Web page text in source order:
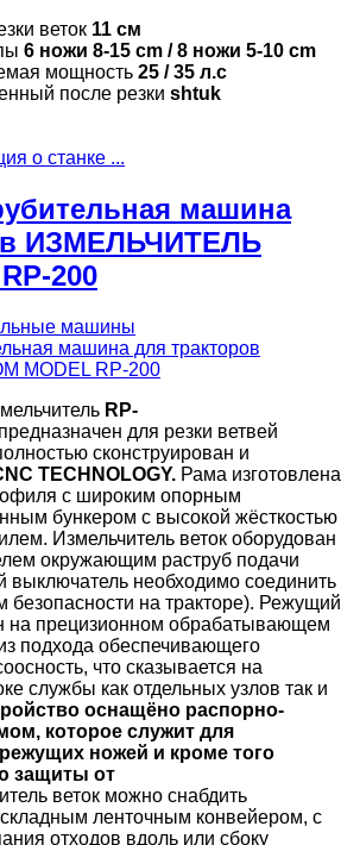
веток 11 см
6 ножи 8-15 cm / 8 ножи 5-10 cm
мощность 25 / 35 л.с
после резки shtuk
о станке ...
машина
ИЗМЕЛЬЧИТЕЛЬ
200
машины
R P-
предназначен для резки ветвей
сконструирован и
TECHNOLOGY. Рама изготовлена
с широким опорным
бункером с высокой жёсткостью
Измельчитель веток оборудован
окружающим раструб подачи
необходимо соединить
на тракторе). Режущий
на прецизионном обрабатывающем
подхода обеспечивающего
что сказывается на
службы как отдельных узлов так и
оснащёно распорно-
которое служит для
ножей и кроме того
защиты от
веток можно снабдить
ленточным конвейером, с
отходов вдоль или сбоку